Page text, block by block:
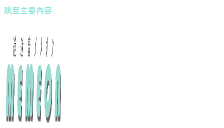
跳至主要內容